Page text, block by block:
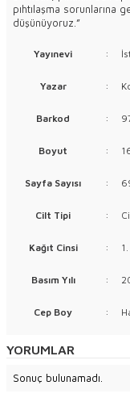
pıhtılaşma sorunlarına
düşünüyoruz.”
Yayınevi :
Yazar :
Barkod :
Boyut :
Sayfa Sayısı :
Cilt Tipi :
Kağıt Cinsi :
Basım Yılı :
Cep Boy :
YORUMLAR
Sonuç bulunamadı.